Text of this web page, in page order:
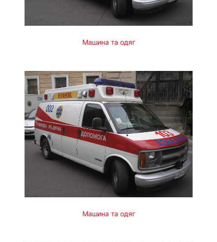
Машина та одяг
Машина та одяг